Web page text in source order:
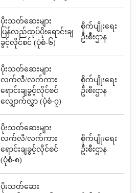
ပိုးသတ်ဆေးများ
ပြန်လည်ထုပ်ပိုးရောင်းချ
ခွင့်လိုင်စင် (ပုံစံ-၆)
စိုက်ပျိုးရေး
ဦးစီးဌာန
ပိုးသတ်ဆေးများ
လက်လီ/လက်ကား
ရောင်းချခွင့်လိုင်စင်
လျှောက်လွှာ (ပုံစံ-၇)
စိုက်ပျိုးရေး
ဦးစီးဌာန
ပိုးသတ်ဆေးများ
လက်လီ/လက်ကား
ရောင်းချခွင့်လိုင်စင်
(ပုံစံ-၈)
စိုက်ပျိုးရေး
ဦးစီးဌာန
ပိုးသတ်ဆေး